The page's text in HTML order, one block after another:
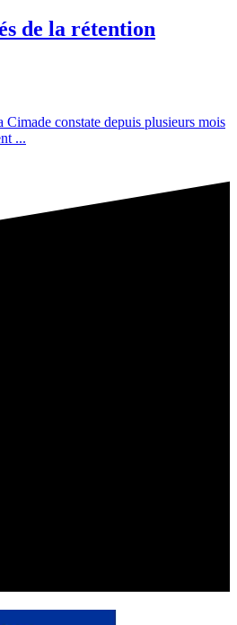
de la rétention
constate depuis plusieurs mois
...